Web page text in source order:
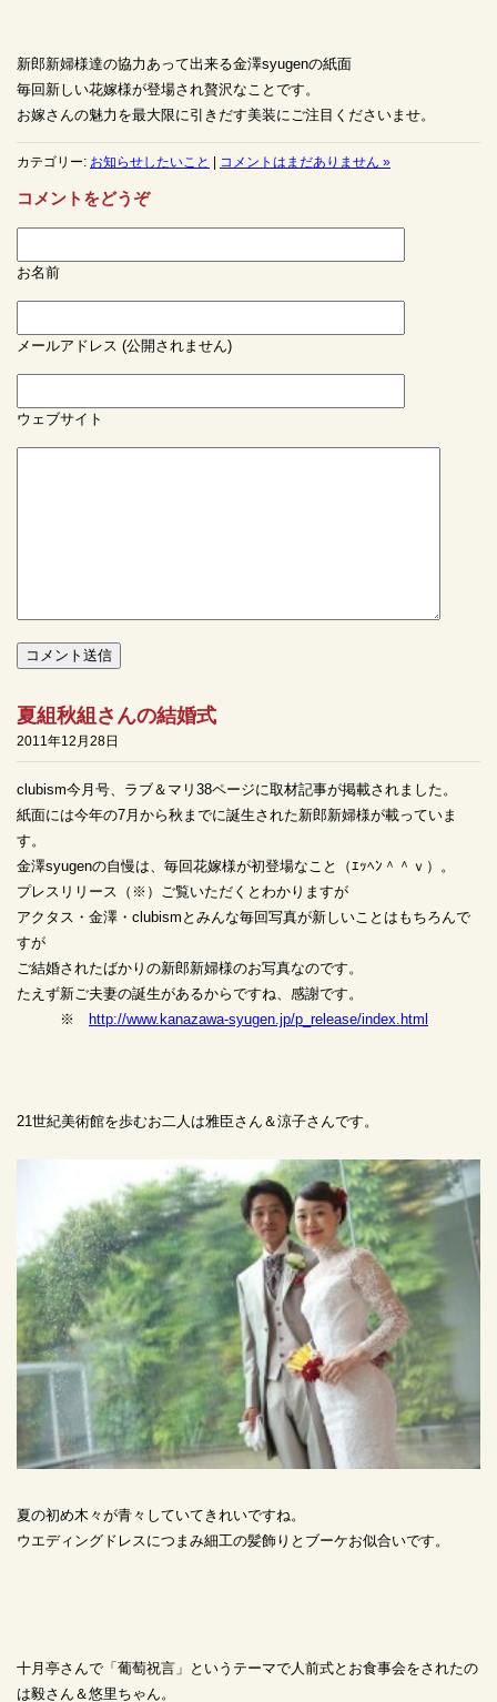
新郎新婦様達の協力あって出来る金澤syugenの紙面
毎回新しい花嫁様が登場され贅沢なことです。
お嫁さんの魅力を最大限に引きだす美装にご注目くださいませ。
カテゴリー: お知らせしたいこと コメントはまだありません »
コメントをどうぞ
お名前
メールアドレス (公開されません)
ウェブサイト
夏組秋組さんの結婚式
2011年12月28日
clubism今月号、ラブ＆マリ38ページに取材記事が掲載されました。
紙面には今年の7月から秋までに誕生された新郎新婦様が載っていま
す。
金澤syugenの自慢は、毎回花嫁様が初登場なこと（ｴｯﾍﾝ＾＾ｖ）。
プレスリリース（※）ご覧いただくとわかりますが
アクタス・金澤・clubismとみんな毎回写真が新しいことはもちろんで
すが
ご結婚されたばかりの新郎新婦様のお写真なのです。
たえず新ご夫妻の誕生があるからですね、感謝です。
※
http://www.kanazawa-syugen.jp/p_release/index.html
21世紀美術館を歩むお二人は雅臣さん＆涼子さんです。
夏の初め木々が青々していてきれいですね。
ウエディングドレスにつまみ細工の髪飾りとブーケお似合いです。
十月亭さんで「葡萄祝言」というテーマで人前式とお食事会をされたの
は毅さん＆悠里ちゃん。